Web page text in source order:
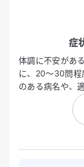
症
体調に不安があ
に、20〜30問程
のある病名や、